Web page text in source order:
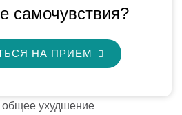
самочувствия?
НА ПРИЕМ
общее ухудшение